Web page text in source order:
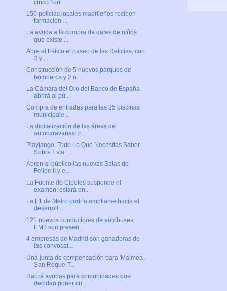
cinco Torr...
150 policías locales madrileños reciben
formación ...
La ayuda a la compra de gafas de niños
que existe ...
Abre al tráfico el paseo de las Delicias, con
2 y ...
Construcción de 5 nuevos parques de
bomberos y 2 n...
La Cámara del Oro del Banco de España
abrirá al pú...
Compra de entradas para las 25 piscinas
municipale...
La digitalización de las áreas de
autocaravanas: p...
Playjango: Todo Lo Que Necesitas Saber
Sobre Esta ...
Abren al público las nuevas Salas de
Felipe II y e...
La Fuente de Cibeles suspende el
examen: estará en...
La L1 de Metro podría ampliarse hacia el
desarroll...
121 nuevos conductores de autobuses
EMT son presen...
4 empresas de Madrid son ganadoras de
las convocat...
Una junta de compensación para 'Malmea-
San Roque-T...
Habrá ayudas para comunidades que
decidan poner cu...